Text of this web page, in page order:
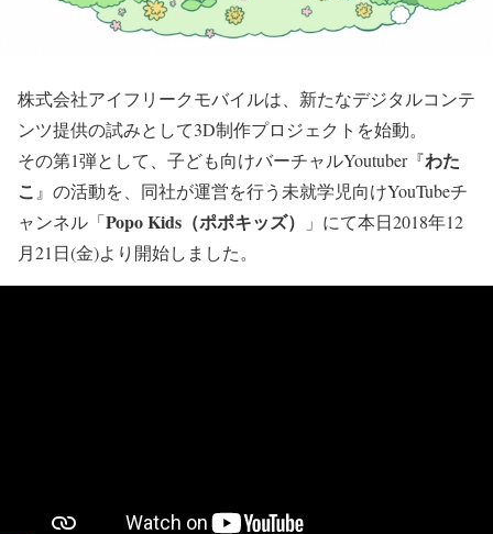
株式会社アイフリークモバイルは、新たなデジタルコンテ
ンツ提供の試みとして3D制作プロジェクトを始動。
その第1弾として、子ども向けバーチャルYoutuber『わた
こ 』の活動を、同社が運営を行う未就学児向けYouTubeチ
ャンネル「Popo Kids（ポポキッズ）
」にて本日2018年12
月21日(金)より開始しました。